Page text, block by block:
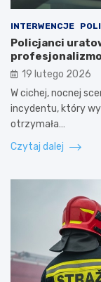
INTERWENCJE
Policjanci
19 lutego 2026
W cichej, nocnej
incydentu, który
otrzymała…
Czytaj dalej